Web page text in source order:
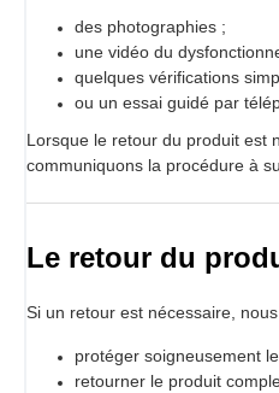
des photographies ;
une vidéo du
quelques vérifications
ou un essai guidé par
Lorsque le retour du produit est
communiquons la procédure à
Le retour du
Si un retour est nécessaire,
protéger soigneusement
retourner le produit